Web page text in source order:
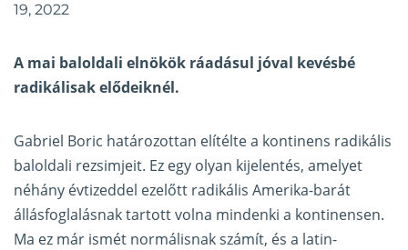
19, 2022
A mai baloldali elnökök ráadásul jóval kevésbé
radikálisak elődeiknél.
Gabriel Boric határozottan elítélte a kontinens radikális
baloldali rezsimjeit. Ez egy olyan kijelentés, amelyet
néhány évtizeddel ezelőtt radikális Amerika-barát
állásfoglalásnak tartott volna mindenki a kontinensen.
Ma ez már ismét normálisnak számít, és a latin-